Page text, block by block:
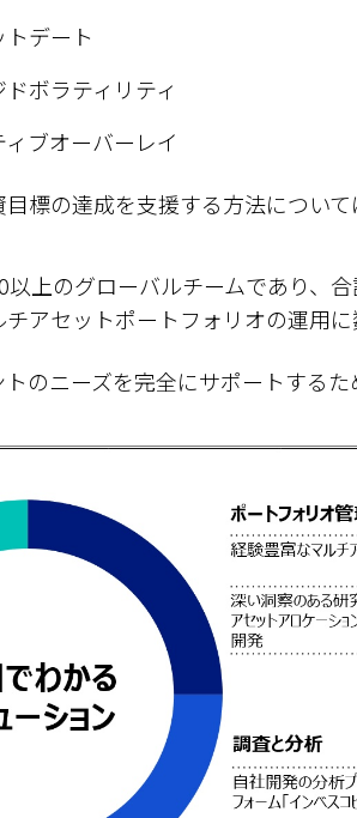
デート
ボラティリティ
ブオーバーレイ
標の達成を支援する方法について
以上のグローバルチームであり、
アセットポートフォリオの運用に
のニーズを完全にサポートするた